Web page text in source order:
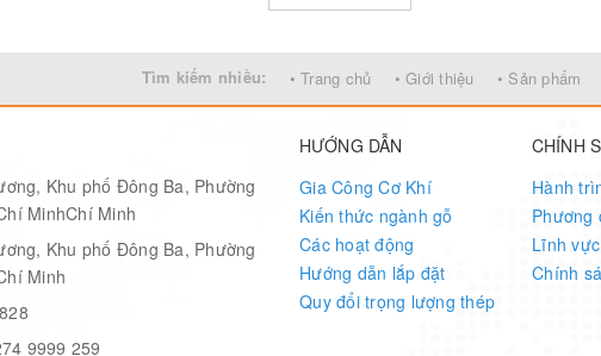
xuất theo mẫu riêng
rộng mỗi lá 20mm
/ Nikel / Đen
Tìm kiếm nhiều: • Trang chủ • Giới thiệu • Sản phẩm
Khu phố Đông Ba, Phường
MinhChí Minh
Khu phố Đông Ba, Phường
Minh
9999 259
HƯỚNG DẪN
Gia Công Cơ Khí
Kiến thức ngành gỗ
Các hoạt động
Hướng dẫn lắp đặt
Quy đổi trọng lượng thép
CHÍNH
Hành
Phương
Lĩnh
Chính